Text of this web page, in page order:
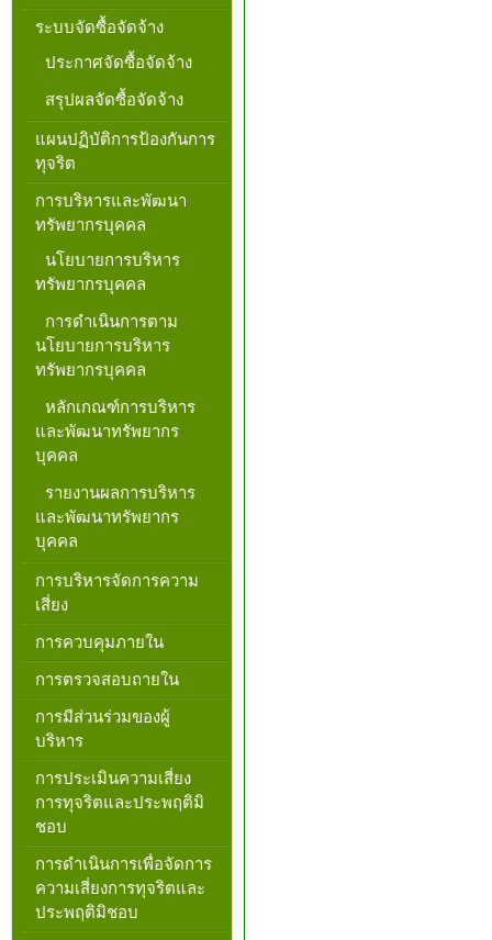
ระบบจัดซื้อจัดจ้าง
ประกาศจัดซื้อจัดจ้าง
สรุปผลจัดซื้อจัดจ้าง
แผนปฏิบัติการป้องกันการ
ทุจริต
การบริหารและพัฒนา
ทรัพยากรบุคคล
นโยบายการบริหาร
ทรัพยากรบุคคล
การดำเนินการตาม
นโยบายการบริหาร
ทรัพยากรบุคคล
หลักเกณฑ์การบริหาร
และพัฒนาทรัพยากร
บุคคล
รายงานผลการบริหาร
และพัฒนาทรัพยากร
บุคคล
การบริหารจัดการความ
เสี่ยง
การควบคุมภายใน
การตรวจสอบถายใน
การมีส่วนร่วมของผู้
บริหาร
การประเมินความเสี่ยง
การทุจริตและประพฤติมิ
ชอบ
การดำเนินการเพื่อจัดการ
ความเสี่ยงการทุจริตและ
ประพฤติมิชอบ